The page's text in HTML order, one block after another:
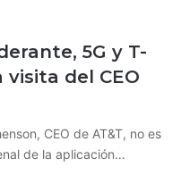
5G y T-
visita del CEO
CEO de AT&T, no es
de la aplicación…